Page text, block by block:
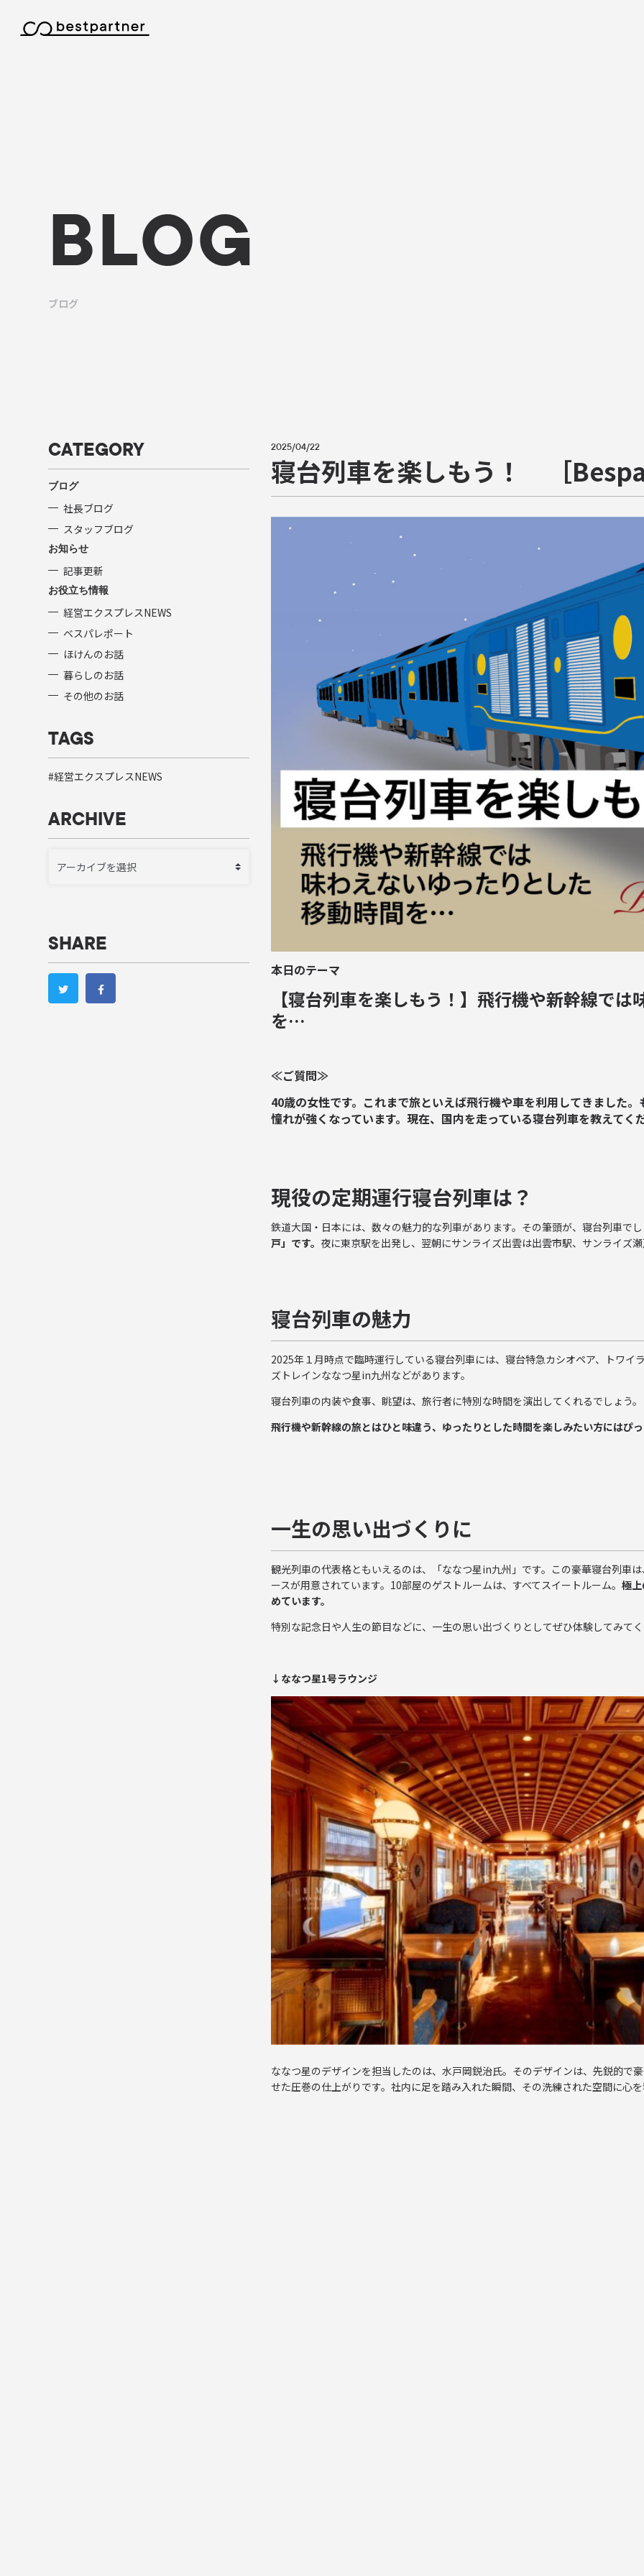
BLOG
ブログ
2025/04/22
寝台列車を楽しもう！ ［
本日のテーマ
【寝台列車を楽しもう！】 飛行機や新幹線では
を…
≪ご質問≫
40歳の女性です。これまで旅といえば飛行機や車を利用してきました
憧れが強くなっています。現在、国内を走っている寝台列車を教えて
現役の定期運行寝台列車は？
鉄道大国・日本には、数々の魅力的な列車があります。その筆頭が、寝台列車で
戸」です。 夜に東京駅を出発し、翌朝にサンライズ出雲は出雲市駅、サンライズ
寝台列車の魅力
2025年１月時点で臨時運行している寝台列車には、寝台特急カシオペア、トワ
ズトレインななつ星in九州などがあります。
寝台列車の内装や食事、眺望は、旅行者に特別な時間を演出してくれるでしょう。
飛行機や新幹線の旅とはひと味違う、ゆったりとした時間を楽しみたい方にはぴ
一生の思い出づくりに
観光列車の代表格ともいえるのは、「ななつ星in九州」です。この豪華寝台列車
ースが用意されています。10部屋のゲストルームは、すべてスイートルーム。 極
めています。
特別な記念日や人生の節目などに、一生の思い出づくりとしてぜひ体験してみて
↓ななつ星1号ラウンジ
ななつ星のデザインを担当したのは、水戸岡鋭治氏。そのデザインは、先鋭的で
せた圧巻の仕上がりです。社内に足を踏み入れた瞬間、その洗練された空間に心
CATEGORY
ブログ
社長ブログ
スタッフブログ
お知らせ
記事更新
お役立ち情報
経営エクスプレスNEWS
ベスパレポート
ほけんのお話
暮らしのお話
その他のお話
TAGS
経営エクスプレスNEWS
ARCHIVE
SHARE